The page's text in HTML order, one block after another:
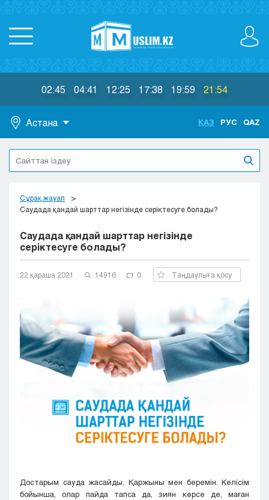
02:45 04:41 12:25 17:38 19:59 21:54
Астана
Астана
Алматы
Актобе
Атырау
Караганда
Кокшетау
Кызылорда
Семей
Талдыкорган
Тараз
Туркестан
Шымкент
ҚАЗ РУС QAZ
Сұрақ жауап
Саудада қандай шарттар негізінде серіктесуге болады?
Саудада қандай шарттар негізінде
серіктесуге болады?
22 қараша 2021 14916 0 Таңдаулыға қосу
Достарым сауда жасайды. Қаржыны мен беремін. Келісім
бойынша, олар пайда тапса да, зиян көрсе де, маған